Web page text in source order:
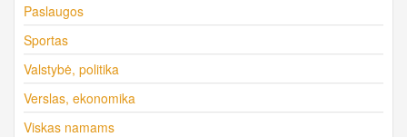
Paslaugos
Sportas
Valstybė, politika
Verslas, ekonomika
Viskas namams